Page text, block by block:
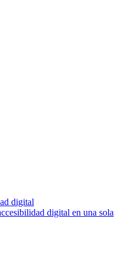
digital
digital en una sola